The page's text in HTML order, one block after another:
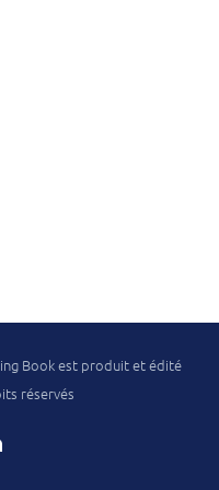
Book est produit et édité
réservés
LinkedIn